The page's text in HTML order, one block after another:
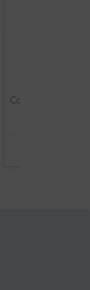
Campestral